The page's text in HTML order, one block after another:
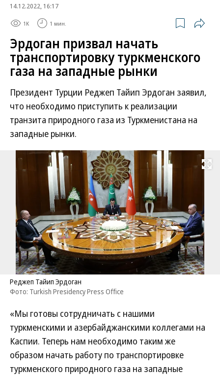
14.12.2022, 16:17
1K 1 мин.
Эрдоган призвал начать
транспортировку туркменского
газа на западные рынки
Президент Турции Реджеп Тайип Эрдоган заявил,
что необходимо приступить к реализации
транзита природного газа из Туркменистана на
западные рынки.
Развернуть
Реджеп Тайип Эрдоган
Фото: Turkish Presidency Press Office
«Мы готовы сотрудничать с нашими
туркменскими и азербайджанскими коллегами на
Каспии. Теперь нам необходимо таким же
образом начать работу по транспортировке
туркменского природного газа на западные